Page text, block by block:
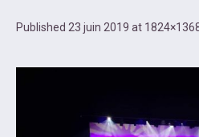
Published 23 juin 2019 at